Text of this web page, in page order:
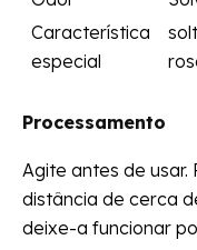
Característica
especial
Processamento
Agite antes de usar.
distância de cerca
deixe-a funcionar